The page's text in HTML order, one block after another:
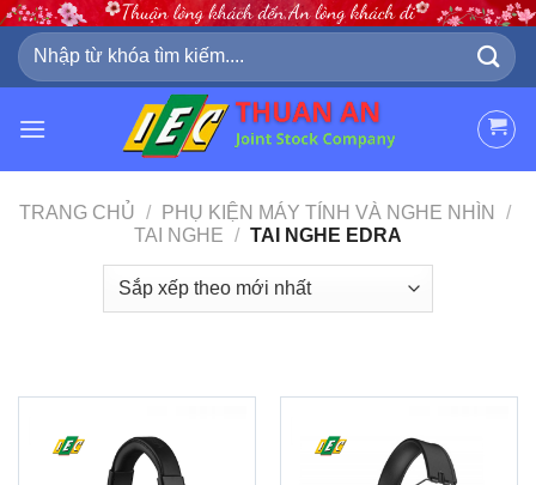
Skip
content
Tìm
kiếm:
TRANG CHỦ / PHỤ KIỆN MÁY TÍNH VÀ NGHE NHÌN
/
TAI NGHE / TAI NGHE EDRA